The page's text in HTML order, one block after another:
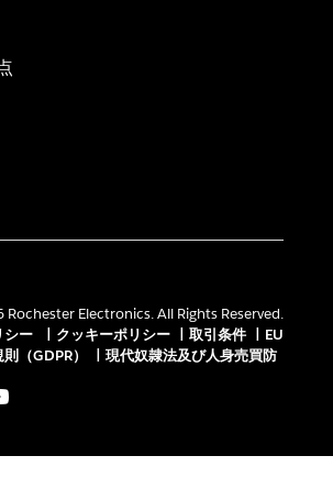
Electronics. All Rights Reserved.
シー
クッキーポリシー 取引条件
EU
（GDPR）
現代奴隷法及び人身売買防